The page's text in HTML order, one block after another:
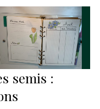
semis :